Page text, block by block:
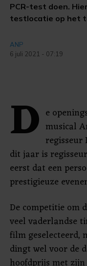
PCR-test doen.
testlocatie op het
ANP
6 juli 2021 - 07:19
D e
musical
regisseur
dit jaar is
eerst dat een
prestigieuze
De competitie om
veel vaderlandse
film geselecteerd,
dingt wel voor de